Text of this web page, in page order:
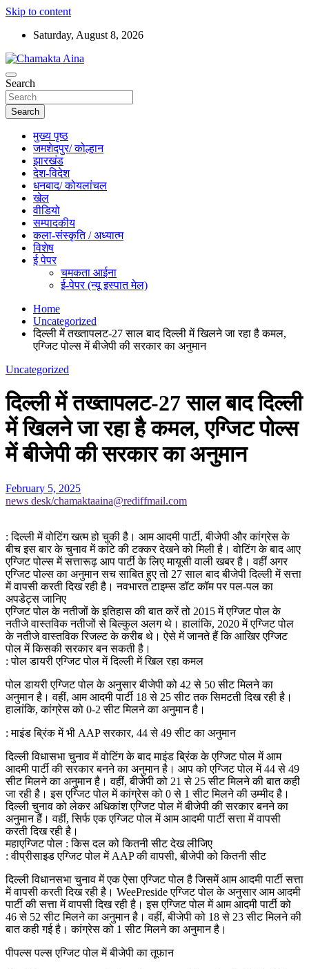
Skip to content
Saturday, August 8, 2026
Chamakta Aina
Hindi News Paper – Jharkhand
Search
Search
मुख्य पृष्ठ
जमशेदपुर/ कोल्हान
झारखंड
देश-विदेश
धनबाद/ कोयलांचल
खेल
वीडियो
सम्पादकीय
कला-संस्कृति / अध्यात्म
विशेष
ई पेपर
चमकता आईना
ई-पेपर (न्यू इस्पात मेल)
Home
Uncategorized
दिल्ली में तख्तापलट-27 साल बाद दिल्ली में खिलने जा रहा है कमल,
एग्जिट पोल्स में बीजेपी की सरकार का अनुमान
Uncategorized
दिल्ली में तख्तापलट-27 साल बाद दिल्ली
में खिलने जा रहा है कमल, एग्जिट पोल्स
में बीजेपी की सरकार का अनुमान
February 5, 2025
news desk/chamaktaaina@rediffmail.com
: दिल्ली में वोटिंग खत्म हो चुकी है। आम आदमी पार्टी, बीजेपी और कांग्रेस के
बीच इस बार के चुनाव में कांटे की टक्कर देखने को मिली है। वोटिंग के बाद आए
एग्जिट पोल्स में सत्तारूढ़ आप पार्टी के लिए मायूसी वाली खबर है। वहीं अगर
एग्जिट पोल्स का अनुमान सच साबित हुए तो 27 साल बाद बीजेपी दिल्ली में सत्ता
में वापसी करती दिख रही है। नवभारत टाइम्स डॉट कॉम पर पल-पल का
अपडेट्स जानिए
एग्जिट पोल के नतीजों के इतिहास की बात करें तो 2015 में एग्जिट पोल के
नतीजे वास्तविक नतीजों से बिल्कुल अलग थे। हालांकि, 2020 में एग्जिट पोल
के नतीजे वास्तविक रिजल्ट के करीब थे। ऐसे में जानते हैं कि आखिर एग्जिट
पोल में किसकी सरकार बन सकती है।
: पोल डायरी एग्जिट पोल में दिल्ली में खिल रहा कमल
पोल डायरी एग्जिट पोल के अनुसार बीजेपी को 42 से 50 सीट मिलने का
अनुमान है। वहीं, आम आदमी पार्टी 18 से 25 सीट तक सिमटती दिख रही है।
हालांकि, कांग्रेस को 0-2 सीट मिलने का अनुमान है।
: माइंड ब्रिंक में भी AAP सरकार, 44 से 49 सीट का अनुमान
दिल्ली विधासभा चुनाव में वोटिंग के बाद माइंड ब्रिंक के एग्जिट पोल में आम
आदमी पार्टी की सरकार बनने का अनुमान है। आप को एग्जिट पोल में 44 से 49
सीट मिलने का अनुमान है। वहीं, बीजेपी को 21 से 25 सीट मिलने की बात कही
जा रही है। इस एग्जिट पोल में कांग्रेस को 0 से 1 सीट मिलने की उम्मीद है।
दिल्ली चुनाव को लेकर अधिकांश एग्जिट पोल में बीजेपी की सरकार बनने का
अनुमान हैं। वहीं, सिर्फ एक एग्जिट पोल में आम आदमी पार्टी सत्ता में वापसी
करती दिख रही है।
महाएग्जिट पोल : किस दल को कितनी सीट देख लीजिए
: वीप्रीसाइड एग्जिट पोल में AAP की वापसी, बीजेपी को कितनी सीट
दिल्ली विधानसभा चुनाव में एक ऐसा एग्जिट पोल है जिसमें आम आदमी पार्टी सत्ता
में वापसी करती दिख रही है। WeePreside एग्जिट पोल के अनुसार आम आदमी
पार्टी की सत्ता में वापसी दिख रही है। इस एग्जिट पोल में आम आदमी पार्टी को
46 से 52 सीट मिलने का अनुमान है। वहीं, बीजेपी को 18 से 23 सीट मिलने की
बात कही गई है। कांग्रेस को 1 सीट मिलने का अनुमान है।
पीपल्स पल्स एग्जिट पोल में बीजेपी का तूफान